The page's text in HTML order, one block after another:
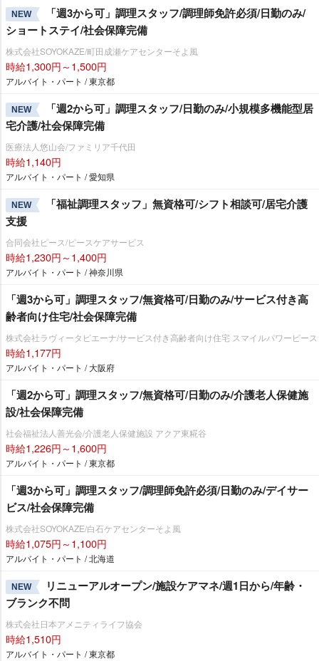
NEW
「週3から可」調理スタッフ/調理師免許必須/日勤のみ/
ショートステイ/社会保障完備
株式会社SOYOKAZE/町田成瀬ケアセンターそよ風
時給1,300円～1,500円
アルバイト・パート / 東京都
NEW
「週2から可」調理スタッフ/日勤のみ/小規模多機能型居
宅介護/社会保障完備
医療法人悠山会/ファミリア千代田
時給1,140円
アルバイト・パート / 愛知県
NEW
「福祉調理スタッフ」無資格可/シフト相談可/居宅介護
支援
合同会社ピース/ピースケアサービス
時給1,230円～1,400円
アルバイト・パート / 神奈川県
「週3から可」調理スタッフ/無資格可/日勤のみ/サービス付き高
齢者向け住宅/社会保障完備
株式会社ラヴィータピエーナ/サービス付き高齢者向け住宅 スマイルパワーピース
時給1,177円
アルバイト・パート / 大阪府
「週2から可」調理スタッフ/無資格可/日勤のみ/介護老人保健施
設/社会保障完備
社会福祉法人善光会/介護老人保健施設 アクア東糀谷
時給1,226円～1,600円
アルバイト・パート / 東京都
「週3から可」調理スタッフ/調理師免許必須/日勤のみ/デイサー
ビス/社会保障完備
株式会社SOYOKAZE/白石ケアセンターそよ風
時給1,075円～1,100円
アルバイト・パート / 北海道
NEW
リニューアルオープン/施設ケアマネ/週1日から/年齢・
ブランク不問
株式会社日本アメニティライフ協会
時給1,510円
アルバイト・パート / 東京都